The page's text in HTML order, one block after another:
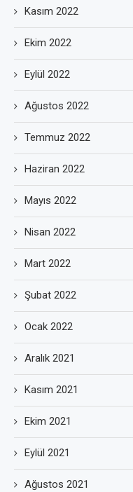
Kasım 2022
Ekim 2022
Eylül 2022
Ağustos 2022
Temmuz 2022
Haziran 2022
Mayıs 2022
Nisan 2022
Mart 2022
Şubat 2022
Ocak 2022
Aralık 2021
Kasım 2021
Ekim 2021
Eylül 2021
Ağustos 2021